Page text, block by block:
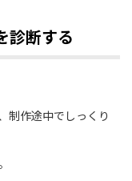
診断する
制作途中でしっくり